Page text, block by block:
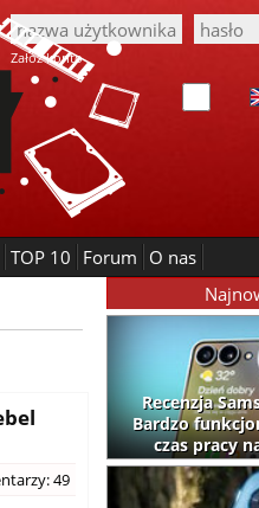
Załóż konto
TOP 10 Forum O nas
49
Recenzja
Bardzo
czas pracy